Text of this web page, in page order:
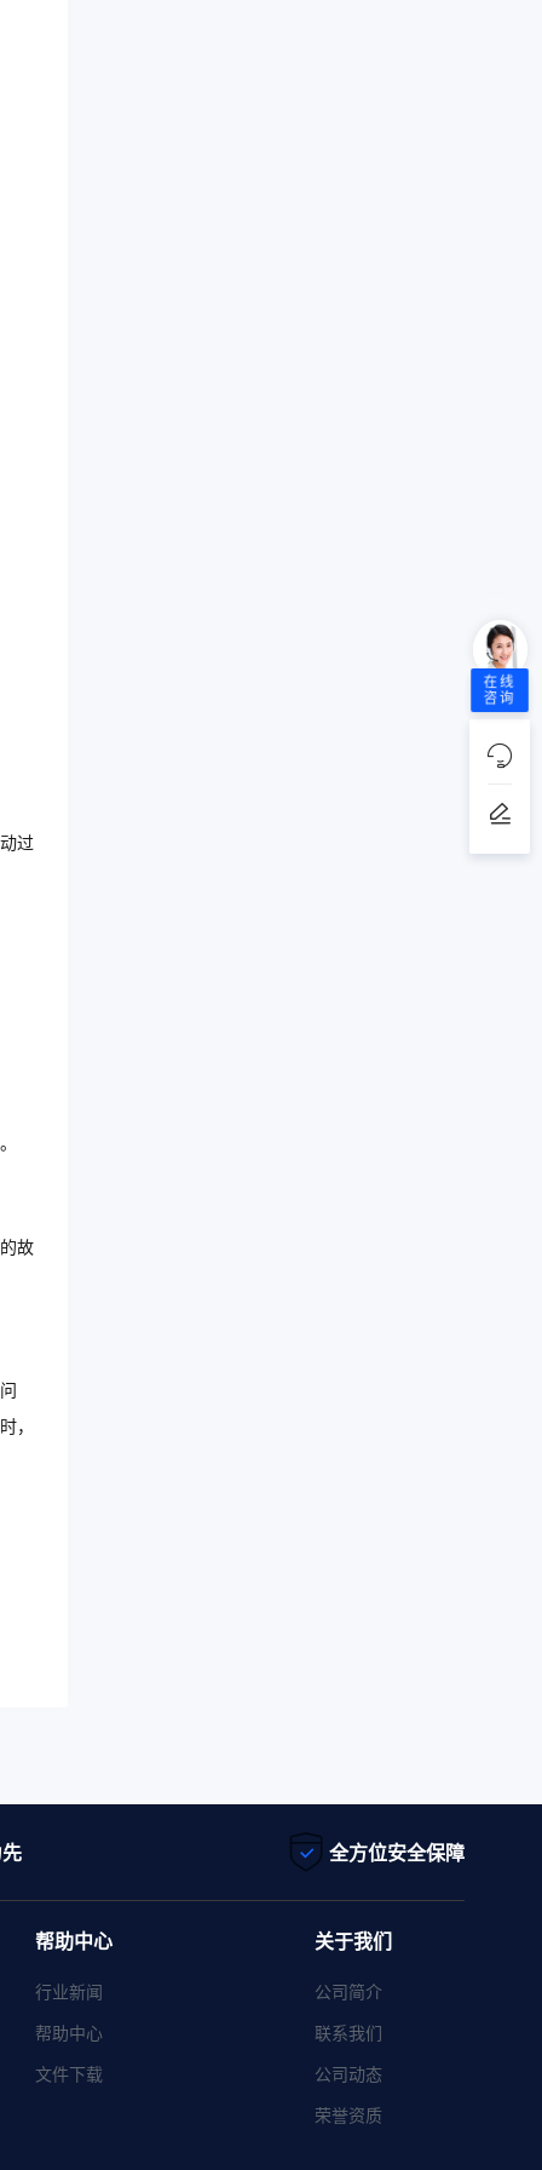
过
故
，
全方位安全保障
帮助中心
行业新闻
帮助中心
文件下载
关于我们
公司简介
联系我们
公司动态
荣誉资质
在线
咨询